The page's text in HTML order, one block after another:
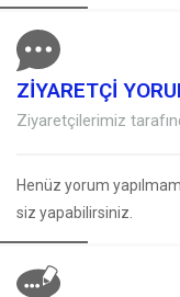
ZİYARETÇİ
Ziyaretçilerimiz
Henüz yorum
siz yapabilirsiniz.